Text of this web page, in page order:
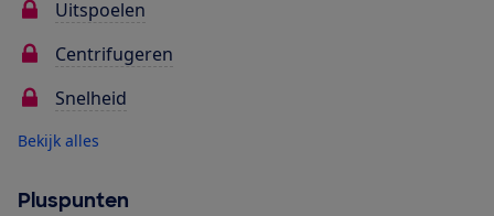
Uitspoelen
Centrifugeren
Snelheid
Bekijk alles
Pluspunten